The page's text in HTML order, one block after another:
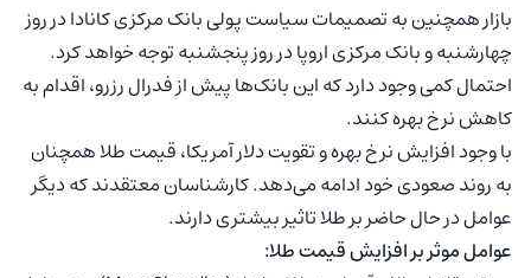
بازار همچنین به تصمیمات سیاست پولی بانک مرکزی کانادا در روز
چهارشنبه و بانک مرکزی اروپا در روز پنجشنبه توجه خواهد کرد.
احتمال کمی وجود دارد که این بانک‌ها پیش از فدرال رزرو، اقدام به
کاهش نرخ بهره کنند.
با وجود افزایش نرخ بهره و تقویت دلار آمریکا، قیمت طلا همچنان
به روند صعودی خود ادامه می‌دهد. کارشناسان معتقدند که دیگر
عوامل در حال حاضر بر طلا تاثیر بیشتری دارند.
عوامل موثر بر افزایش قیمت طلا: